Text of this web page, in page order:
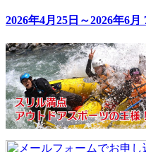
2026年4月25日～2026年6月